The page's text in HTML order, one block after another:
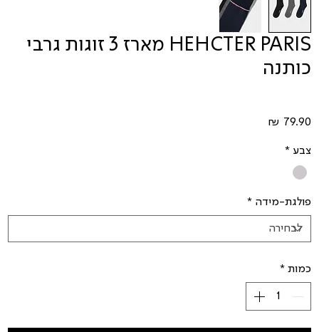
HEHCTER PARIS מארז 3 זוגות גרבי
כותנה
צבע *
פולגת-מידה *
כמות *